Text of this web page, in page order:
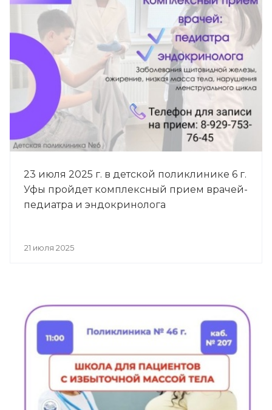
23 июля 2025 г. в детской поликлинике 6 г.
Уфы пройдет комплексный прием врачей-
педиатра и эндокринолога
21 июля 2025